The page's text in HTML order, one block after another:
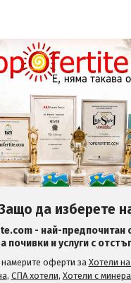
да изберете
- най-предпочитан
почивки и услуги с
оферти за Хотели
, СПА хотели, Хотели с